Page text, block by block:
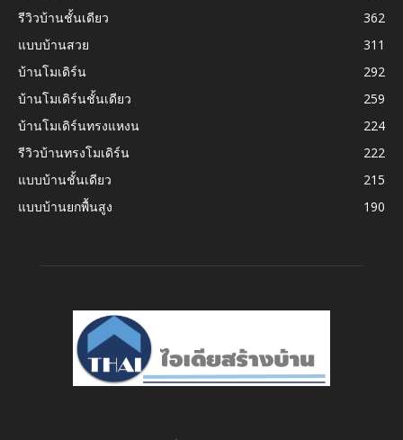
รีวิวบ้านชั้นเดียว
362
แบบบ้านสวย
311
บ้านโมเดิร์น
292
บ้านโมเดิร์นชั้นเดียว
259
บ้านโมเดิร์นทรงแหงน
224
รีวิวบ้านทรงโมเดิร์น
222
แบบบ้านชั้นเดียว
215
แบบบ้านยกพื้นสูง
190